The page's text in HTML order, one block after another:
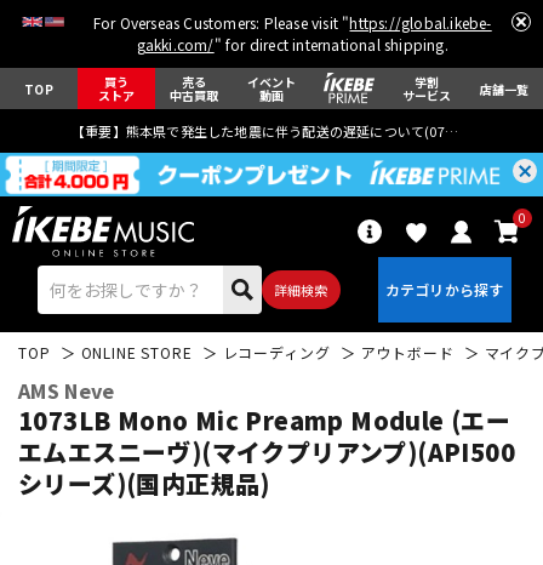
For Overseas Customers: Please visit "https://global.ikebe-
gakki.com/" for direct international shipping.
TOP 買う
ストア
売る
中古買取
イベント
動画
学割
サービス 店舗一覧
【重要】熊本県で発生した地震に伴う配送の遅延について(07月29日
詳細検索
0
エレキギター
TOP ONLINE STORE レコーディング アウトボード マイク
AMS Neve
1073LB Mono Mic Preamp Module (エー
エムエスニーヴ)(マイクプリアンプ)(API500
シリーズ)(国内正規品)